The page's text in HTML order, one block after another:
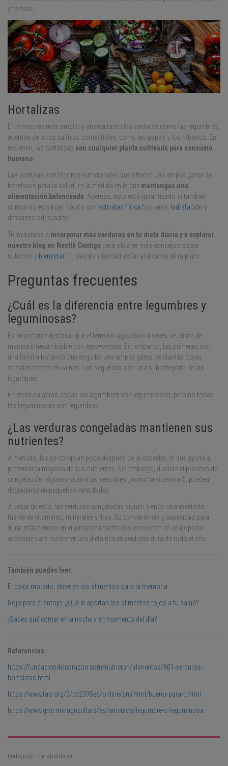
y tomate.
Hortalizas
El término es más amplio y abarca tanto las verduras como las legumbres,
además de otros cultivos comestibles, como las papas y los rábanos. En
resumen, las hortalizas son cualquier planta cultivada para consumo
humano.
Las verduras son tesoros nutricionales que ofrecen una amplia gama de
beneficios para la salud, en la medida en la que mantengas una
alimentación balanceada. Además, esto está garantizado si también
combinas este buen hábito con actividad física frecuente, hidratación y
descanso adecuados.
Te invitamos a incorporar más verduras en tu dieta diaria y a explorar
nuestro blog en Nestlé Contigo para obtener más consejos sobre
nutrición y bienestar. Tu salud y vitalidad están al alcance de tu plato.
Preguntas frecuentes
¿Cuál es la diferencia entre legumbres y
leguminosas?
Es importante destacar que el término legumbresa veces se utiliza de
manera intercambiable con leguminosas. Sin embargo, las primeras son
una familia botánica que engloba una amplia gama de plantas cuyas
semillas crecen en vainas. Las segundas son una subcategoría de las
legumbres.
En otras palabras, todas las legumbres son leguminosas, pero no todas
las leguminosas son legumbres.
¿Las verduras congeladas mantienen sus
nutrientes?
A menudo, las se congelan poco después de la cosecha, lo que ayuda a
preservar la mayoría de sus nutrientes. Sin embargo, durante el proceso de
congelación, algunas vitaminas sensibles , como la vitamina C, pueden
degradarse en pequeñas cantidades.
A pesar de esto, las verduras congeladas siguen siendo una excelente
fuente de vitaminas, minerales y fibra. Su conveniencia y capacidad para
durar más tiempo en el almacenamiento las convierten en una opción
accesible para mantener una dieta rica en verduras durante todo el año.
También puedes leer:
El color morado, clave en los alimentos para la memoria
Rojo para el antojo: ¿Qué le aportan los alimentos rojos a tu salud?
¿Sabes qué comer en la noche y en momento del día?
Referencias
https://fundaciondelcorazon.com/nutricion/alimentos/801-verduras-
hortalizas.html
https://www.fao.org/3/cb2395es/online/src/html/bueno-para-ti.html
https://www.gob.mx/agricultura/es/articulos/legumbre-o-leguminosa
Redacción: clarabaldacci